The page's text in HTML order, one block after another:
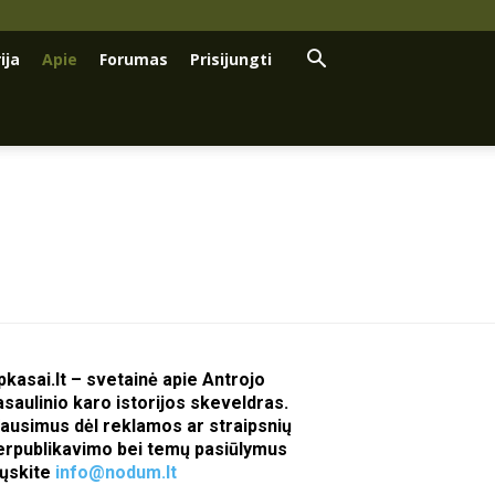
Apie Forumas Prisijungti
– svetainė apie Antrojo
karo istorijos skeveldras.
dėl reklamos ar straipsnių
bei temų pasiūlymus
info@nodum.lt